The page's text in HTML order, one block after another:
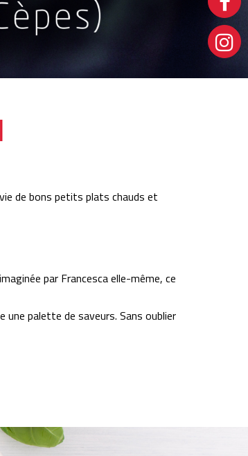
de bons petits plats chauds et
par Francesca elle-même, ce
palette de saveurs. Sans oublier